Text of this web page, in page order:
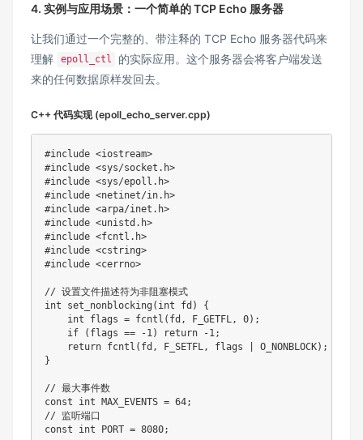
4. 实例与应用场景：一个简单的 TCP Echo 服务器
让我们通过一个完整的、带注释的 TCP Echo 服务器代码来
理解
epoll_ctl
的实际应用。这个服务器会将客户端发送
来的任何数据原样发回去。
C++ 代码实现 (epoll_echo_server.cpp)
#include <iostream>
#include <sys/socket.h>
#include <sys/epoll.h>
#include <netinet/in.h>
#include <arpa/inet.h>
#include <unistd.h>
#include <fcntl.h>
#include <cstring>
#include <cerrno>
// 设置文件描述符为非阻塞模式
int
set_nonblocking ( int fd )
{
int flags = fcntl ( fd , F_GETFL , 0) ;
if
( flags == -1 ) return -1 ;
return fcntl ( fd , F_SETFL , flags O_NONBLOCK) ;
}
// 最大事件数
const
int MAX_EVENTS = 64;
// 监听端口
const
int PORT = 8080;